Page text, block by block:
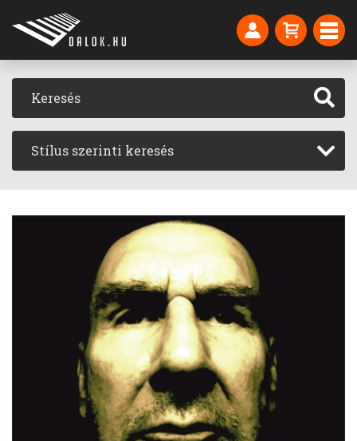
Stílus szerinti keresés